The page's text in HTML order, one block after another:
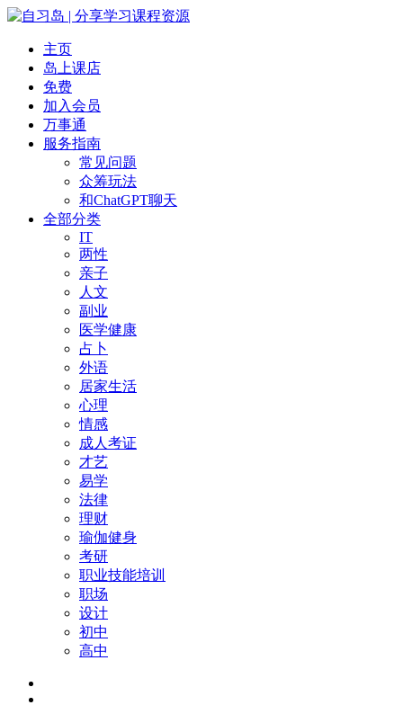
主页
岛上课店
免费
加入会员
万事通
服务指南
常见问题
众筹玩法
和ChatGPT聊天
全部分类
IT
两性
亲子
人文
副业
医学健康
占卜
外语
居家生活
心理
情感
成人考证
才艺
易学
法律
理财
瑜伽健身
考研
职业技能培训
职场
设计
初中
高中